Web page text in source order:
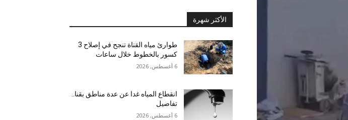
الأكثر شهرة
طوارئ مياه القناة تنجح في إصلاح 3
كسور بالخطوط خلال ساعات
6 أغسطس, 2026
انقطاع المياه غدا عن عدة مناطق بقنا..
تفاصيل
6 أغسطس, 2026